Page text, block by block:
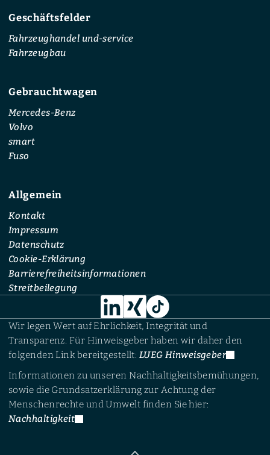
Geschäftsfelder
Fahrzeughandel und-service
Fahrzeugbau
Gebrauchtwagen
Mercedes-Benz
Volvo
smart
Fuso
Allgemein
Kontakt
Impressum
Datenschutz
Cookie-Erklärung
Barrierefreiheitsinformationen
Streitbeilegung
Wir legen Wert auf Ehrlichkeit, Integrität und
Transparenz. Für Hinweisgeber haben wir daher den
folgenden Link bereitgestellt: LUEG Hinweisgeber
Informationen zu unseren Nachhaltigkeitsbemühungen,
sowie die Grundsatzerklärung zur Achtung der
Menschenrechte und Umwelt finden Sie hier:
Nachhaltigkeit